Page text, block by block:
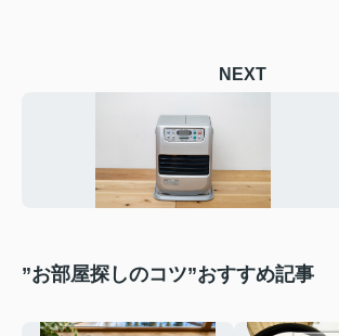
NEXT
”お部屋探しのコツ”おすすめ記事